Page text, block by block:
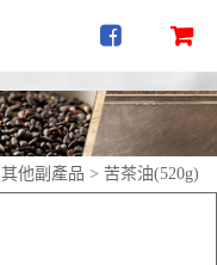
其他副產品 > 苦茶油(520g)